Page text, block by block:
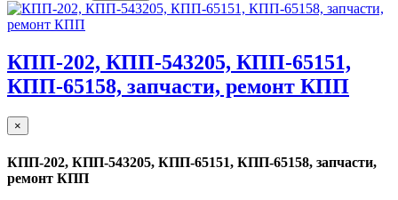
КПП-202, КПП-543205, КПП-65151,
КПП-65158, запчасти, ремонт КПП
×
КПП-202, КПП-543205, КПП-65151, КПП-65158, запчасти,
ремонт КПП